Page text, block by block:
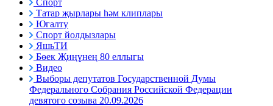
Спорт
Татар җырлары һәм клиплары
Югалту
Спорт йолдызлары
ЯшьТИ
Бөек Җиңүнең 80 еллыгы
Видео
Выборы депутатов Государственной Думы
Федерального Собрания Российской Федерации
девятого созыва 20.09.2026